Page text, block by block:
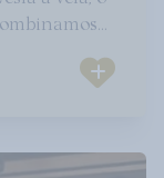
de
puerto